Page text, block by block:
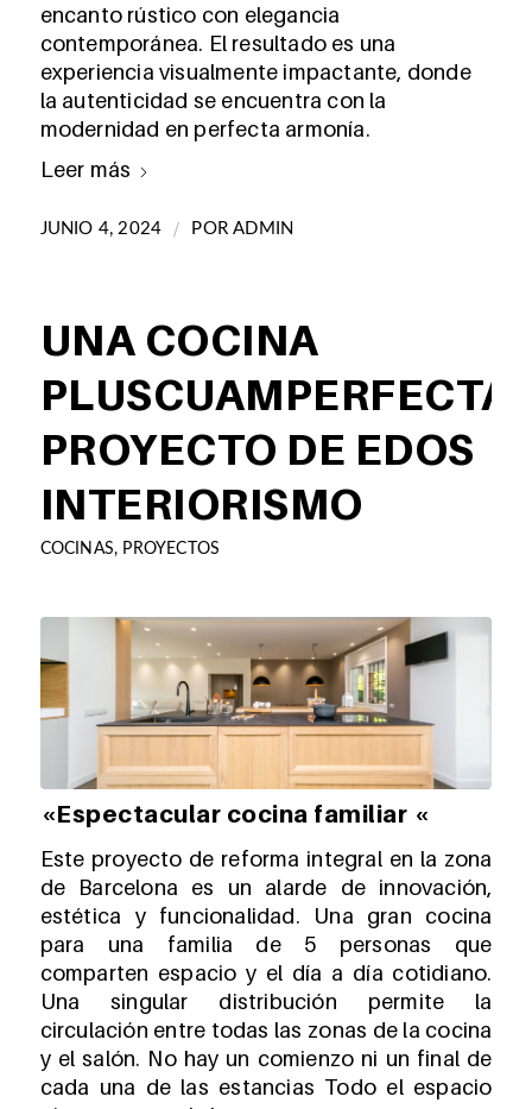
encanto rústico con elegancia
contemporánea. El resultado es una
experiencia visualmente impactante, donde
la autenticidad se encuentra con la
modernidad en perfecta armonía.
Leer más
JUNIO 4, 2024 / PORADMIN
UNA COCINA
PLUSCUAMPERFECTA.
PROYECTO DE EDOS
INTERIORISMO
COCINAS, PROYECTOS
«Espectacular cocina familiar «
Este proyecto de reforma integral en la zona
de Barcelona es un alarde de innovación,
estética y funcionalidad. Una gran cocina
para una familia de 5 personas que
comparten espacio y el día a día cotidiano.
Una singular distribución permite la
circulación entre todas las zonas de la cocina
y el salón. No hay un comienzo ni un final de
cada una de las estancias Todo el espacio